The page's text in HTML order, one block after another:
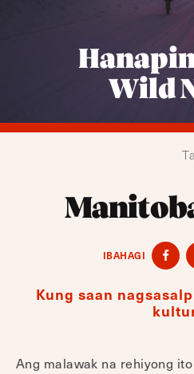
Wild
IBAHAGI
Kung saan
Ang malawak na rehiyong